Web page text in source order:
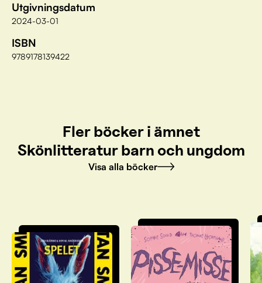
Utgivningsdatum
2024-03-01
ISBN
9789178139422
Fler böcker i ämnet
Skönlitteratur barn och ungdom
Visa alla böcker